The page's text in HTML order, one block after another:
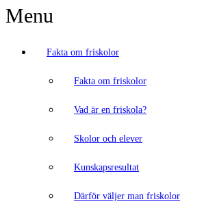
Menu
Fakta om friskolor
Fakta om friskolor
Vad är en friskola?
Skolor och elever
Kunskapsresultat
Därför väljer man friskolor